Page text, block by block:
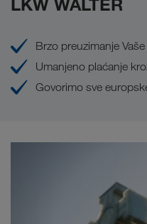
Brzo preuzimanje
Umanjeno plaćanje
Govorimo sve